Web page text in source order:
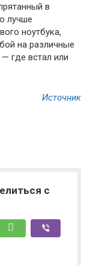
в
лучше
ноутбука,
на различные
где встал или
Источник
с